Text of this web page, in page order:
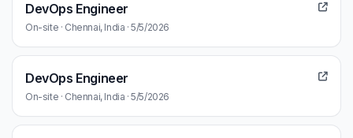
DevOps Engineer
On-site · Chennai, India · 5/5/2026
DevOps Engineer
On-site · Chennai, India · 5/5/2026